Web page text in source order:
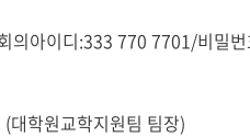
의아이디:333 770 7701/비밀
학원교학지원팀 팀장)